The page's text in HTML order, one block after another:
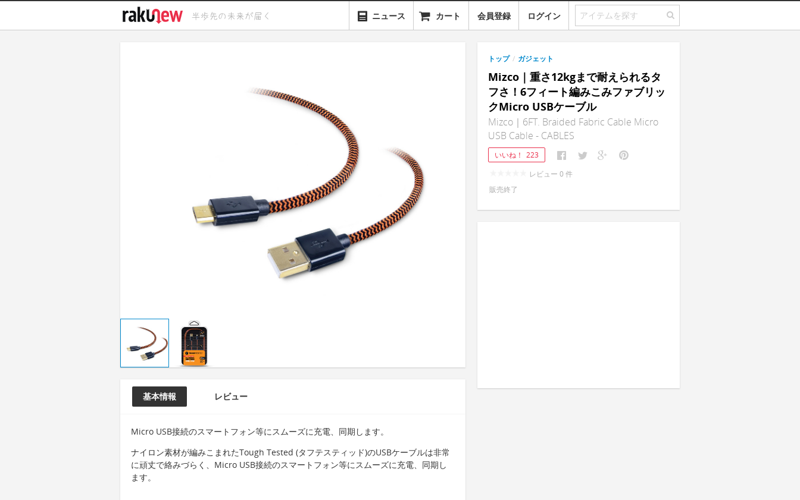
ニュース カート 会員登録 ログイン
基本情報 レビュー
Micro USB接続のスマートフォン等にスムーズに充電、同期します。
ナイロン素材が編みこまれたTough Tested (タフテスティッド)のUSBケーブルは非常
に頑丈で絡みづらく、Micro USB接続のスマートフォン等にスムーズに充電、同期し
ます。
トップ / ガジェット
Mizco｜重さ12kgまで耐えられるタ
フさ！6フィート編みこみファブリッ
クMicro USBケーブル
Mizco｜6FT. Braided Fabric Cable Micro
USB Cable - CABLES
いいね！ 223
レビュー 0 件
販売終了